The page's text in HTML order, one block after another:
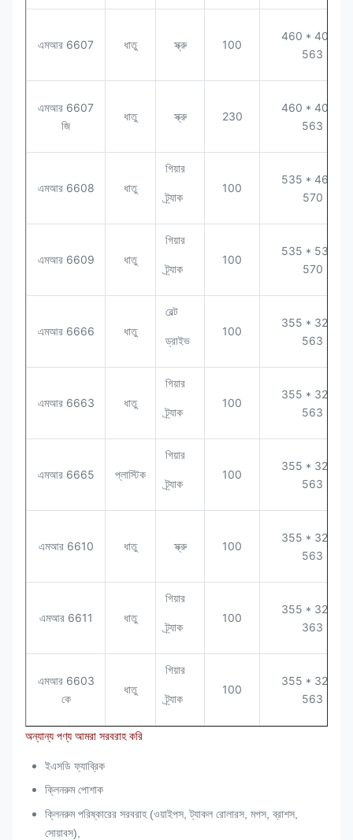
এমআর 6607 ধাতু স্ক্রু 100
460 * 400 *
563
এমআর 6607
জি
ধাতু স্ক্রু 230
460 * 400 *
563
এমআর 6608 ধাতু
গিয়ার
ট্র্যাক
100
535 * 460 *
570
এমআর 6609 ধাতু
গিয়ার
ট্র্যাক
100
535 * 530 *
570
এমআর 6666 ধাতু
বেল্ট
ড্রাইভ
100
355 * 320 *
563
এমআর 6663 ধাতু
গিয়ার
ট্র্যাক
100
355 * 320 *
563
এমআর 6665 প্লাস্টিক
গিয়ার
ট্র্যাক
100
355 * 320 *
563
এমআর 6610 ধাতু স্ক্রু 100
355 * 320 *
563
এমআর 6611 ধাতু
গিয়ার
ট্র্যাক
100
355 * 320 *
363
এমআর 6603
কে
ধাতু
গিয়ার
ট্র্যাক
100
355 * 320 *
563
অন্যান্য পণ্য আমরা সরবরাহ করি
ইএসডি ফ্যাব্রিক
ক্লিনরুম পোশাক
ক্লিনরুম পরিষ্কারের সরবরাহ (ওয়াইপস, ট্যাকল রোলারস, মপস, ব্রাশস,
সোয়াবস),